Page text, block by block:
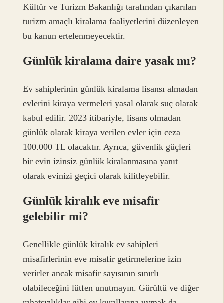
Kültür ve Turizm Bakanlığı tarafından çıkarılan
turizm amaçlı kiralama faaliyetlerini düzenleyen
bu kanun ertelenmeyecektir.
Günlük kiralama daire yasak mı?
Ev sahiplerinin günlük kiralama lisansı almadan
evlerini kiraya vermeleri yasal olarak suç olarak
kabul edilir. 2023 itibariyle, lisans olmadan
günlük olarak kiraya verilen evler için ceza
100.000 TL olacaktır. Ayrıca, güvenlik güçleri
bir evin izinsiz günlük kiralanmasına yanıt
olarak evinizi geçici olarak kilitleyebilir.
Günlük kiralık eve misafir
gelebilir mi?
Genellikle günlük kiralık ev sahipleri
misafirlerinin eve misafir getirmelerine izin
verirler ancak misafir sayısının sınırlı
olabileceğini lütfen unutmayın. Gürültü ve diğer